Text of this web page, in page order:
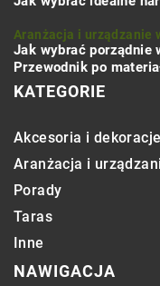
Aranżacja i urządzanie
Jak wybrać porządnie
Przewodnik po
KATEGORIE
Akcesoria i dekoracje
Aranżacja i
Porady
Taras
Inne
NAWIGACJA